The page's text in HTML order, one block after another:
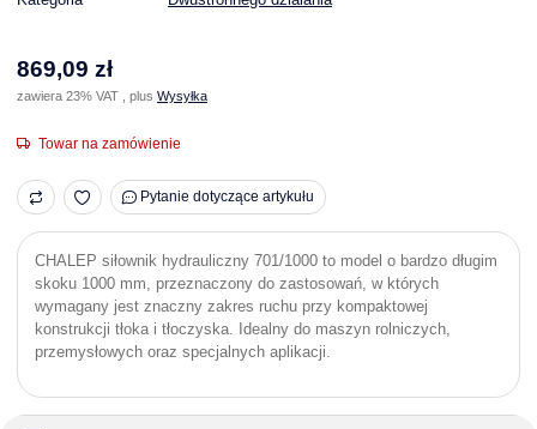
869,09 zł
zawiera 23% VAT , plus Wysyłka
Towar na zamówienie
Pytanie dotyczące artykułu
CHALEP siłownik hydrauliczny 701/1000 to model o bardzo długim
skoku 1000 mm, przeznaczony do zastosowań, w których
wymagany jest znaczny zakres ruchu przy kompaktowej
konstrukcji tłoka i tłoczyska. Idealny do maszyn rolniczych,
przemysłowych oraz specjalnych aplikacji.